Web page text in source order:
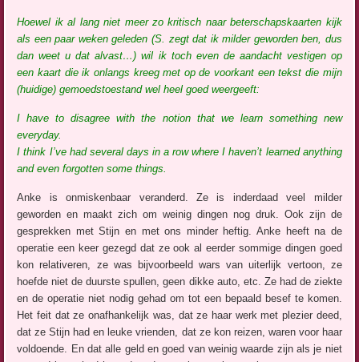
Hoewel ik al lang niet meer zo kritisch naar beterschapskaarten kijk
als eenpaar weken geleden (S. zegt dat ik milder geworden ben, dus
dan weet u dat alvast…) wil ik toch even de aandacht vestigen op
een kaart die ik onlangs kreeg met op de voorkant een tekst die mijn
(huidige) gemoedstoestand wel heel goed weergeeft:
I have to disagree with the notion that we learn something new
everyday.
I think I’ve had several days in a row where I haven’t learned anything
and even forgotten some things.
Anke is onmiskenbaar veranderd. Ze is inderdaad veel milder
geworden en maakt zich om weinig dingen nog druk. Ook zijn de
gesprekken met Stijn en met ons minder heftig. Anke heeft na de
operatie een keer gezegd dat ze ook al eerder sommige dingen goed
kon relativeren, ze was bijvoorbeeld wars van uiterlijk vertoon, ze
hoefde niet de duurste spullen, geen dikke auto, etc. Ze had de ziekte
en de operatie niet nodig gehad om tot een bepaald besef te komen.
Het feit dat ze onafhankelijk was, dat ze haar werk met plezier deed,
dat ze Stijn had en leuke vrienden, dat ze kon reizen, waren voor haar
voldoende. En dat alle geld en goed van weinig waarde zijn als je niet